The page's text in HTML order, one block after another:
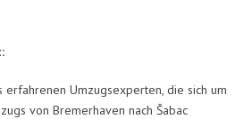
erfahrenen Umzugsexperten, die sich um
von Bremerhaven nach Šabac